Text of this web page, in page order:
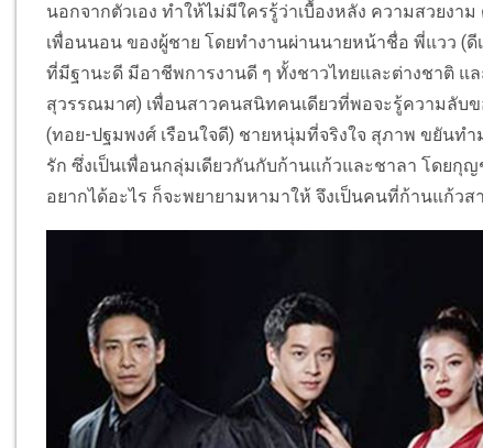
นอกจากตัวเอง ทำให้ไม่มีใครรู้ว่าเบื้องหลัง ความสวยงา
เพื่อนนอน ของผู้ชาย โดยทำงานผ่านนายหน้าชื่อ พี่แวว (
ที่มีฐานะดี มีอาชีพการงานดี ๆ ทั้งชาวไทยและต่างชาติ
สุวรรณมาศ) เพื่อนสาวคนสนิทคนเดียวที่พอจะรู้ความลับ
(ทอย-ปฐมพงศ์ เรือนใจดี) ชายหนุ่มที่จริงใจ สุภาพ ขยัน
รัก ซึ่งเป็นเพื่อนกลุ่มเดียวกันกับก้านแก้วและชาลา โดย
อยากได้อะไร ก็จะพยายามหามาให้ จึงเป็นคนที่ก้านแก้ว